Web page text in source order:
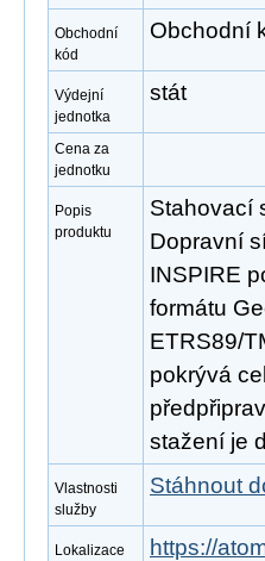
Obchodní
kód
Obchodní
Výdejní
jednotka
stát
Cena za
jednotku
Popis
produktu
Stahovací
Dopravní
INSPIRE
formátu
ETRS89/
pokrývá
stažení je
Vlastnosti
služby
Stáhnout
Lokalizace
https://